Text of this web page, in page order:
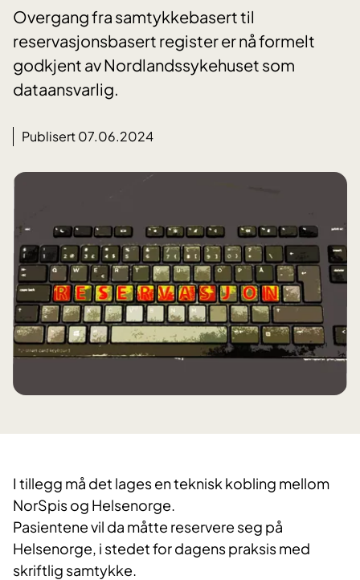
Overgang fra samtykkebasert til
reservasjonsbasert register er nå formelt
godkjent av Nordlandssykehuset som
dataansvarlig.
Publisert 07.06.2024
I tillegg må det lages en teknisk kobling mellom
NorSpis og Helsenorge.
Pasientene vil da måtte reservere seg på
Helsenorge, i stedet for dagens praksis med
skriftlig samtykke.